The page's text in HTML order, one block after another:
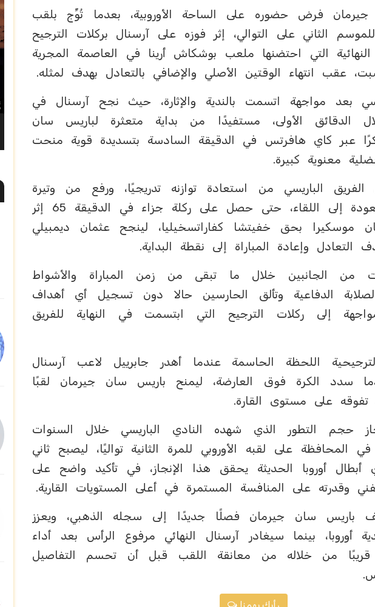
فرض حضوره على الساحة الأوروبية، بعدما تُوِّج بلقب
الثاني على التوالي، إثر فوزه على آرسنال بركلات الترجيح
النهائية التي احتضنها ملعب بوشكاش أرينا في العاصمة المجرية
عقب انتهاء الوقتين الأصلي والإضافي بالتعادل بهدف لمثله.
بعد مواجهة اتسمت بالندية والإثارة، حيث نجح آرسنال في
الدقائق الأولى، مستفيدًا من بداية متعثرة لباريس سان
عبر كاي هافرتس في الدقيقة السادسة بتسديدة قوية منحت
معنوية كبيرة.
الفريق الباريسي من استعادة توازنه تدريجيًا، ورفع من وتيرة
ضغطه بحثًا عن العودة إلى اللقاء، حتى حصل على ركلة جزاء في الدقيقة 65 إثر
موسكيرا بحق خفيتشا كفاراتسخيليا، لينجح عثمان ديمبيلي
وإعادة المباراة إلى نقطة البداية.
من الجانبين خلال ما تبقى من زمن المباراة والأشواط
الدفاعية وتألق الحارسين حالا دون تسجيل أي أهداف
إلى ركلات الترجيح التي ابتسمت في النهاية للفريق
اللحظة الحاسمة عندما أهدر جابرييل لاعب آرسنال
سدد الكرة فوق العارضة، ليمنح باريس سان جيرمان لقبًا
تفوقه على مستوى القارة.
حجم التطور الذي شهده النادي الباريسي خلال السنوات
المحافظة على لقبه الأوروبي للمرة الثانية تواليًا، ليصبح ثاني
أوروبا الحديثة يحقق هذا الإنجاز، في تأكيد واضح على
وقدرته على المنافسة المستمرة في أعلى المستويات القارية.
باريس سان جيرمان فصلًا جديدًا إلى سجله الذهبي، ويعزز
أوروبا، بينما سيغادر آرسنال النهائي مرفوع الرأس بعد أداء
من خلاله من معانقة اللقب قبل أن تحسم التفاصيل